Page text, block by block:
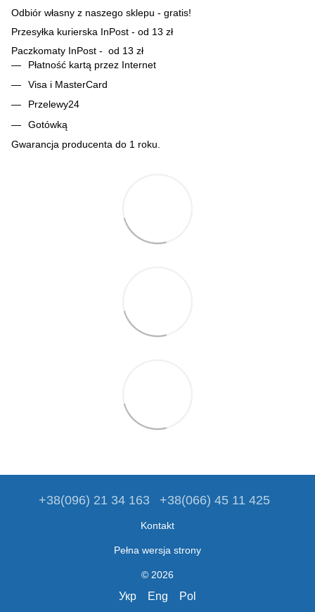
Odbiór własny z naszego sklepu - gratis!
Przesyłka kurierska InPost - od 13 zł
Paczkomaty InPost - od 13 zł
Płatność kartą przez Internet
Visa i MasterCard
Przelewy24
Gotówką
Gwarancja producenta do 1 roku.
+38(096) 21 34 163 +38(066) 45 11 425
Kontakt
Pełna wersja strony
© 2026
Укр Eng Pol